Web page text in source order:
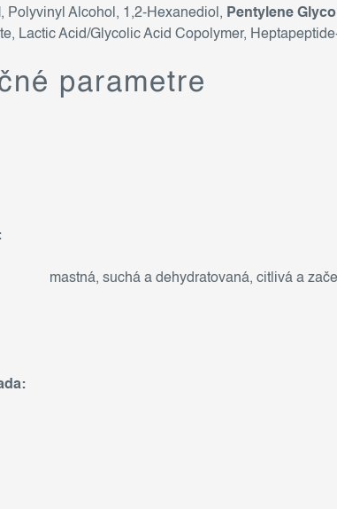
, Polyvinyl Alcohol, 1,2-Hexanediol, Pentylene Glycol
Lactic Acid/Glycolic Acid Copolymer,
parametre
mastná, suchá a dehydratovaná, citlivá a
: